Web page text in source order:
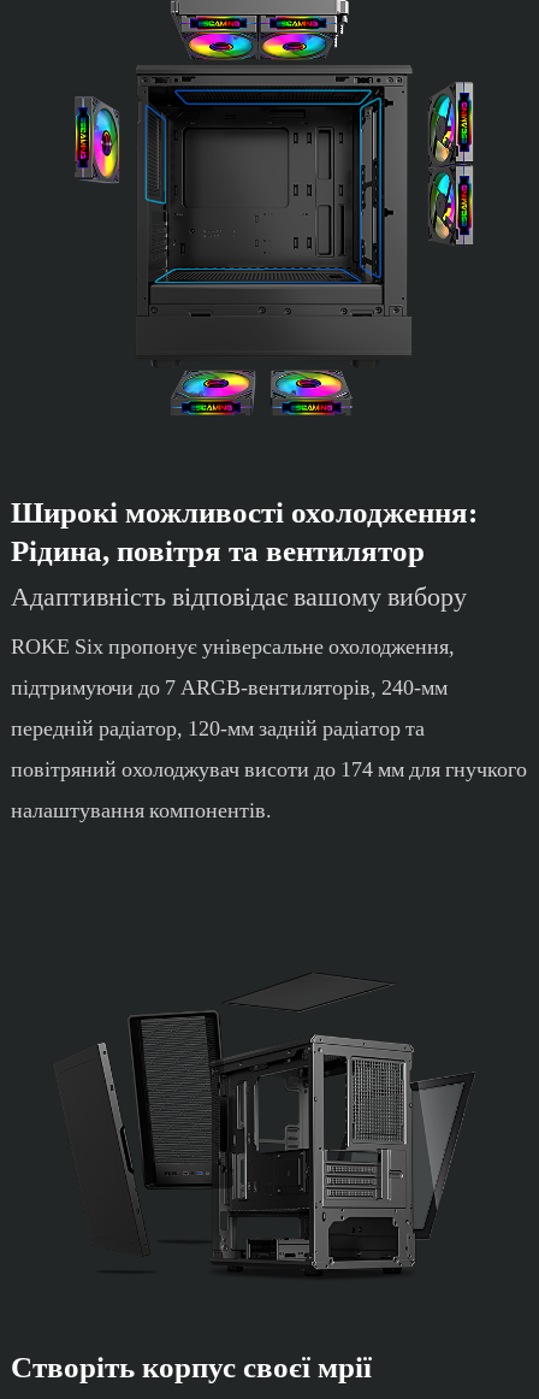
Широкі можливості охолодження:
Рідина, повітря та вентилятор
Адаптивність відповідає вашому вибору
ROKE Six пропонує універсальне охолодження,
підтримуючи до 7 ARGB-вентиляторів, 240-мм
передній радіатор, 120-мм задній радіатор та
повітряний охолоджувач висоти до 174 мм для гнучкого
налаштування компонентів.
Створіть корпус своєї мрії